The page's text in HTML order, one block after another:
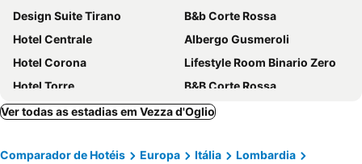
Design Suite Tirano
B&b Corte Rossa
Hotel Centrale
Albergo Gusmeroli
Hotel Corona
Lifestyle Room Binario Zero
Hotel Torre
B&B Corte Rossa
Hotel La Rotonda
Hotel Eternità
Albergo Miramonti
Hotel Ristorante Val America
Ver todas as estadias em Vezza d'Oglio
Comparador de Hotéis Europa Itália
Lombardia